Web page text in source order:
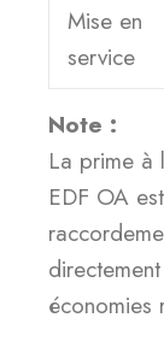
Mise en
service
Note :
La prime à
EDF OA
économies